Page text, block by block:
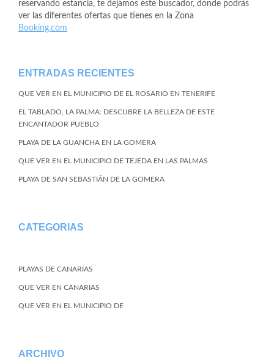
reservando estancia, te dejamos este buscador, donde podrás
ver las diferentes ofertas que tienes en la Zona
Booking.com
ENTRADAS RECIENTES
QUE VER EN EL MUNICIPIO DE EL ROSARIO EN TENERIFE
EL TABLADO, LA PALMA: DESCUBRE LA BELLEZA DE ESTE
ENCANTADOR PUEBLO
PLAYA DE LA GUANCHA EN LA GOMERA
QUE VER EN EL MUNICIPIO DE TEJEDA EN LAS PALMAS
PLAYA DE SAN SEBASTIÁN DE LA GOMERA
CATEGORIAS
PLAYAS DE CANARIAS
QUE VER EN CANARIAS
QUE VER EN EL MUNICIPIO DE
ARCHIVO